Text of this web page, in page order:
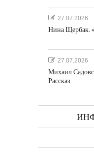
27.07.2026
Нина Щербак.
27.07.2026
Михаил
Рассказ